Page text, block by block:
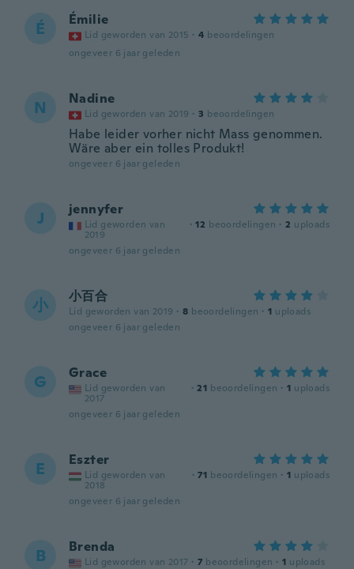
É Émilie
Lid geworden van 2015 · 4 beoordelingen
ongeveer 6 jaar geleden
N Nadine
Lid geworden van 2019 · 3 beoordelingen
Habe leider vorher nicht Mass genommen.
Wäre aber ein tolles Produkt!
ongeveer 6 jaar geleden
J jennyfer
Lid geworden van
2019
· 12 beoordelingen · 2 uploads
ongeveer 6 jaar geleden
小 小百合
Lid geworden van 2019 · 8 beoordelingen · 1 uploads
ongeveer 6 jaar geleden
G Grace
Lid geworden van
2017
· 21 beoordelingen · 1 uploads
ongeveer 6 jaar geleden
E Eszter
Lid geworden van
2018
· 71 beoordelingen · 1 uploads
ongeveer 6 jaar geleden
B Brenda
Lid geworden van 2017 · 7 beoordelingen · 1 uploads